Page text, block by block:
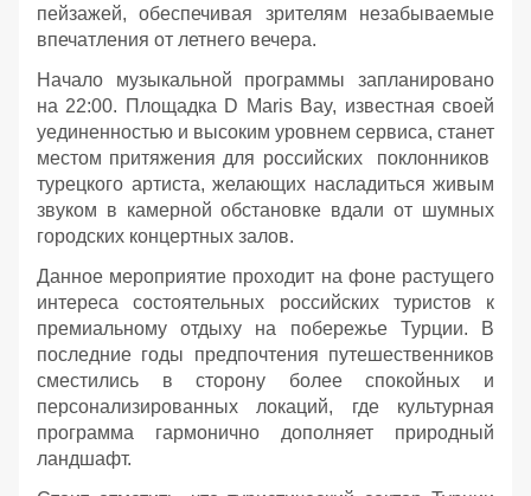
пейзажей, обеспечивая зрителям незабываемые
впечатления от летнего вечера.
Начало музыкальной программы запланировано
на 22:00. Площадка D Maris Bay, известная своей
уединенностью и высоким уровнем сервиса, станет
местом притяжения для российских поклонников
турецкого артиста, желающих насладиться живым
звуком в камерной обстановке вдали от шумных
городских концертных залов.
Данное мероприятие проходит на фоне растущего
интереса состоятельных российских туристов к
премиальному отдыху на побережье Турции. В
последние годы предпочтения путешественников
сместились в сторону более спокойных и
персонализированных локаций, где культурная
программа гармонично дополняет природный
ландшафт.